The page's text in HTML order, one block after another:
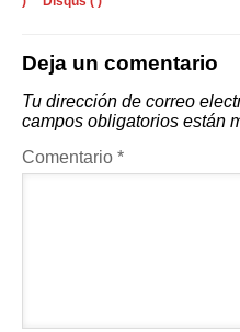
Deja un comentario
Tu dirección de correo
campos obligatorios están
Comentario *